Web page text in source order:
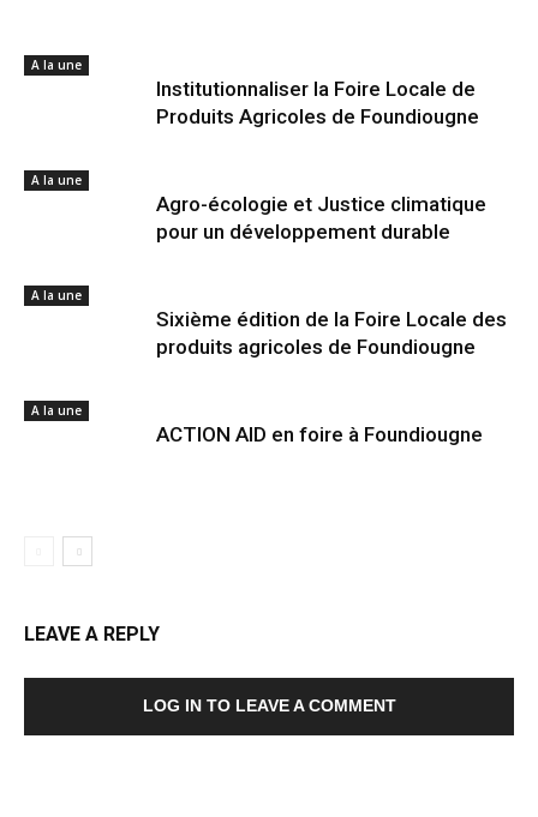
A la une
Institutionnaliser la Foire Locale de
Produits Agricoles de Foundiougne
A la une
Agro-écologie et Justice climatique
pour un développement durable
A la une
Sixième édition de la Foire Locale des
produits agricoles de Foundiougne
A la une
ACTION AID en foire à Foundiougne
LEAVE A REPLY
LOG IN TO LEAVE A COMMENT